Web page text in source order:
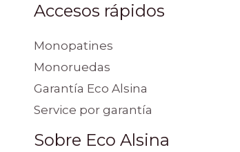
Accesos rápidos
Monopatines
Monoruedas
Garantía Eco Alsina
Service por garantía
Sobre Eco Alsina